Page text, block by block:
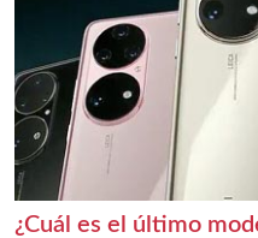
¿Cuál es el último